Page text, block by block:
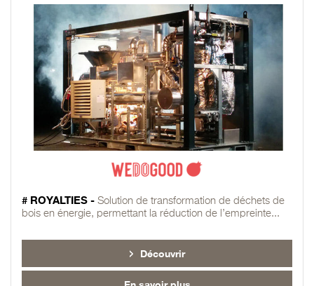
# ROYALTIES - Solution de transformation de déchets de
bois en énergie, permettant la réduction de l’empreinte...
Découvrir